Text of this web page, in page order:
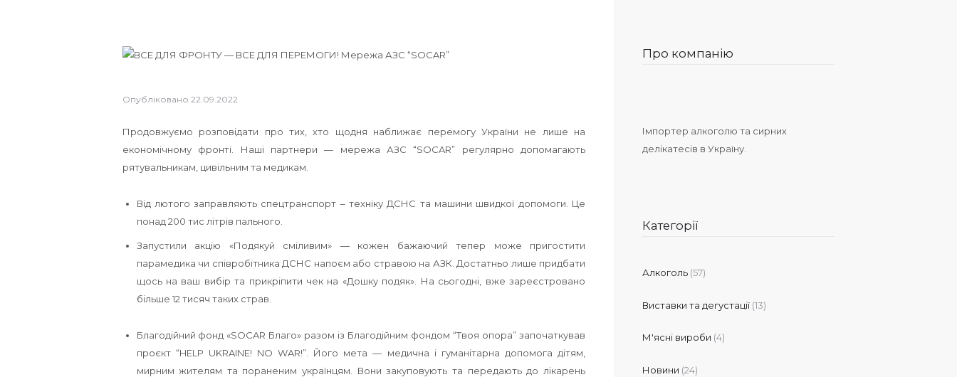
Опубліковано 22.09.2022
Продовжуємо розповідати про тих, хто щодня наближає перемогу України не лише на
економічному фронті. Наші партнери — мережа АЗС “SOCAR” регулярно допомагають
рятувальникам, цивільним та медикам.
Від лютого заправляють спецтранспорт – техніку ДСНС та машини швидкої допомоги. Це
понад 200 тис літрів пального.
Запустили акцію «Подякуй сміливим» — кожен бажаючий тепер може пригостити
парамедика чи співробітника ДСНС напоєм або стравою на АЗК. Достатньо лише придбати
щось на ваш вибір та прикріпити чек на «Дошку подяк». На сьогодні, вже зареєстровано
більше 12 тисяч таких страв.
Благодійний фонд «SOCAR Благо» разом із Благодійним фондом “Твоя опора” започаткував
проєкт “HELP UKRAINE! NO WAR!”. Його мета — медична і гуманітарна допомога дітям,
мирним жителям та пораненим українцям. Вони закуповують та передають до лікарень
Про компанію
Імпортер алкоголю та сирних
делікатесів в Україну.
Категорії
Алкоголь (57)
Виставки та дегустації (13)
М'ясні вироби (4)
Новини (24)